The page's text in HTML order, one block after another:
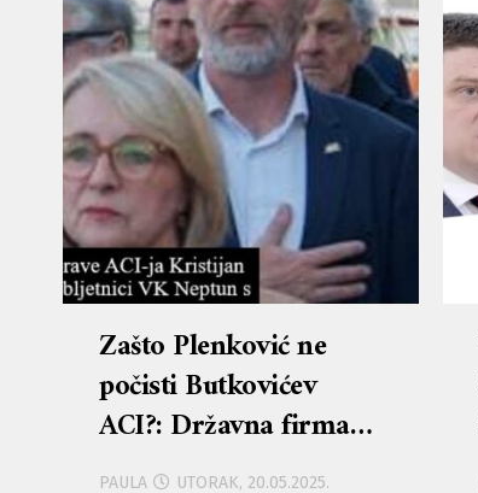
Zašto Plenković ne
počisti Butkovićev
ACI?: Državna firma
financira veslače da bi
PAULA UTORAK, 20.05.2025.